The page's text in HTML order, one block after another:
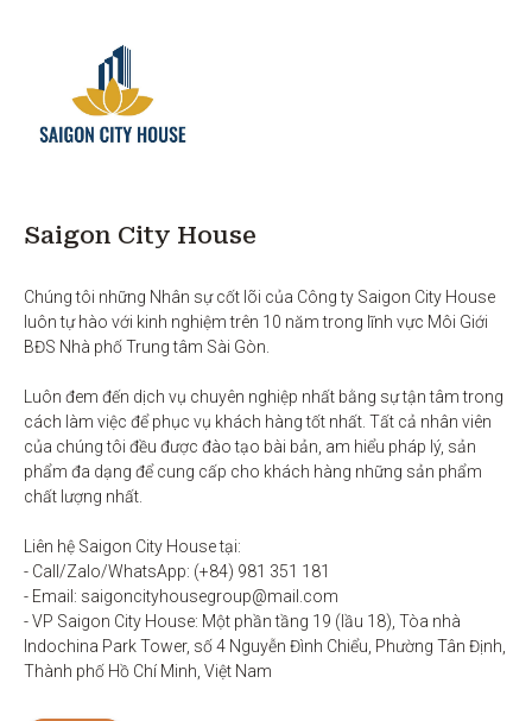
Saigon City House
Chúng tôi những Nhân sự cốt lõi của Công ty Saigon City House
luôn tự hào với kinh nghiệm trên 10 năm trong lĩnh vực Môi Giới
BĐS Nhà phố Trung tâm Sài Gòn.
Luôn đem đến dịch vụ chuyên nghiệp nhất bằng sự tận tâm trong
cách làm việc để phục vụ khách hàng tốt nhất. Tất cả nhân viên
của chúng tôi đều được đào tạo bài bản, am hiểu pháp lý, sản
phẩm đa dạng để cung cấp cho khách hàng những sản phẩm
chất lượng nhất.
Liên hệ Saigon City House tại:
- Call/Zalo/WhatsApp: (+84) 981 351 181
- Email: saigoncityhousegroup@mail.com
- VP Saigon City House: Một phần tầng 19 (lầu 18), Tòa nhà
Indochina Park Tower, số 4 Nguyễn Đình Chiểu, Phường Tân Định,
Thành phố Hồ Chí Minh, Việt Nam